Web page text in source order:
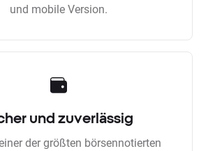
und mobile Version.
und zuverlässig
der größten börsennotierten